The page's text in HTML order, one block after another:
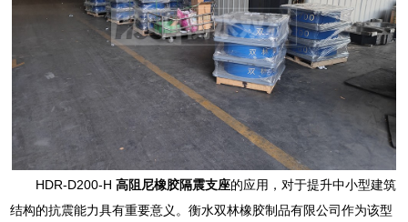
HDR-D200-H高阻尼橡胶隔震支座的应用，对于提升中小型建筑
结构的抗震能力具有重要意义。衡水双林橡胶制品有限公司作为该型